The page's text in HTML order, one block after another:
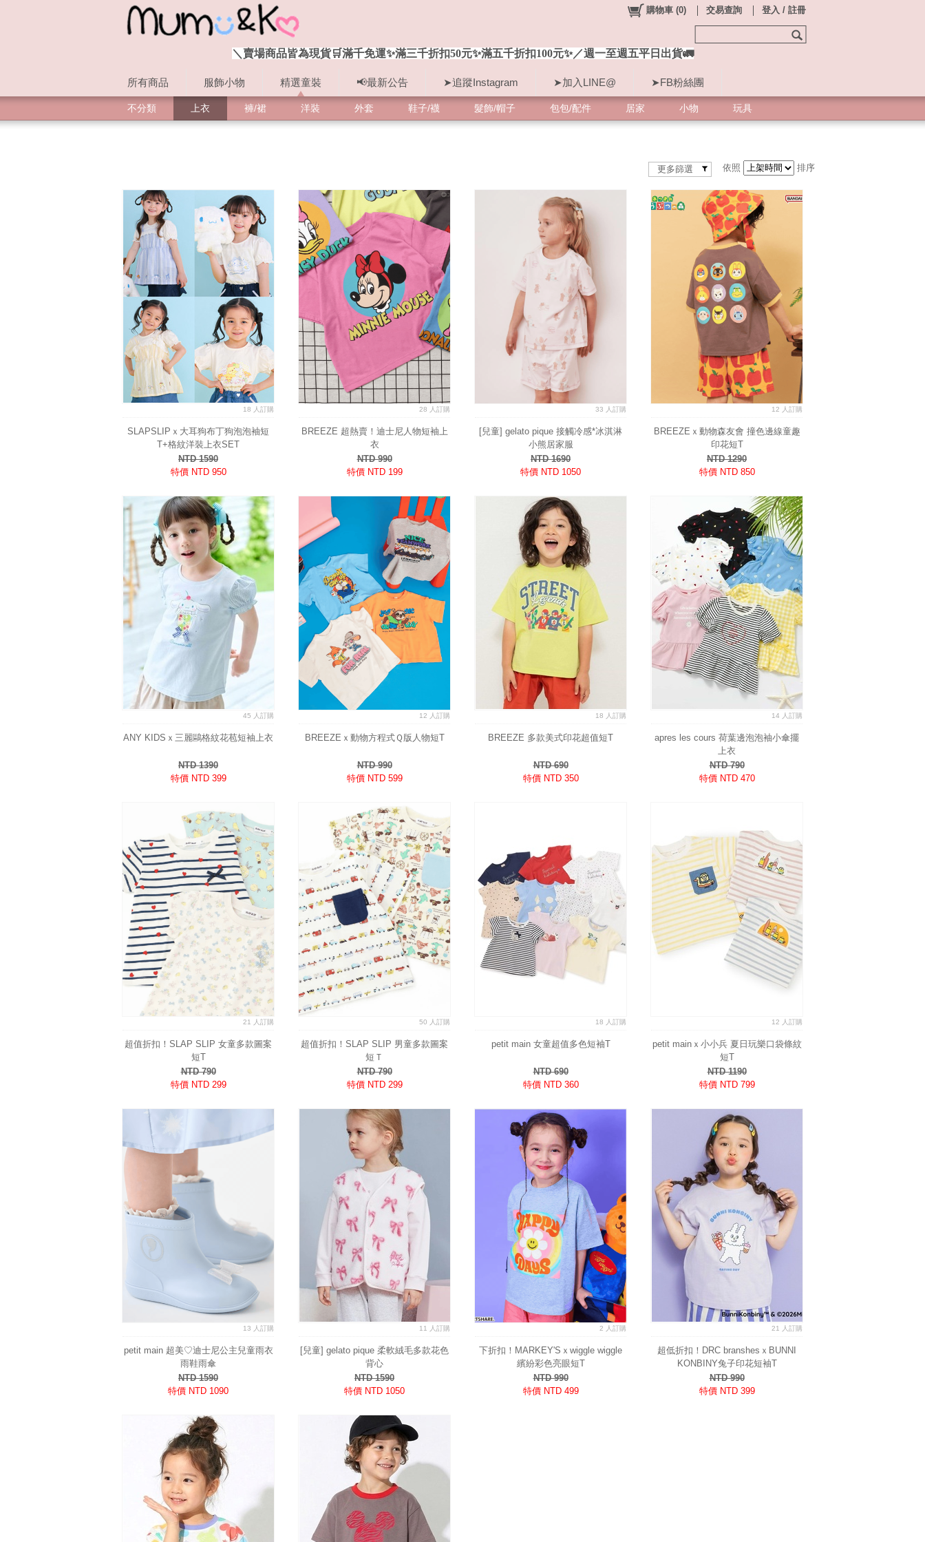
所有商品 服飾小物 精選童裝 📢最新公告 ➤追蹤Instagram ➤加入LINE@ ➤FB粉絲團
購物車 (0) 交易查詢 登入 / 註冊
＼賣場商品皆為現貨🛒滿千免運✨滿三千折扣50元✨滿五千折扣100元✨／週一至週五平日出貨🚛
不分類 上衣 褲/裙 洋裝 外套 鞋子/襪 髮飾/帽子 包包/配件 居家 小物 玩具
更多篩選 依照 排序
18 人訂購
SLAPSLIPｘ大耳狗布丁狗泡泡袖短
T+格紋洋裝上衣SET
NTD 1590
特價 NTD 950
28 人訂購
BREEZE 超熱賣！迪士尼人物短袖上
衣
NTD 990
特價 NTD 199
33 人訂購
[兒童] gelato pique 接觸冷感*冰淇淋
小熊居家服
NTD 1690
特價 NTD 1050
12 人訂購
BREEZEｘ動物森友會 撞色邊線童趣
印花短T
NTD 1290
特價 NTD 850
45 人訂購
ANY KIDSｘ三麗鷗格紋花苞短袖上衣
NTD 1390
特價 NTD 399
12 人訂購
BREEZEｘ動物方程式Ｑ版人物短T
NTD 990
特價 NTD 599
18 人訂購
BREEZE 多款美式印花超值短T
NTD 690
特價 NTD 350
14 人訂購
apres les cours 荷葉邊泡泡袖小傘擺
上衣
NTD 790
特價 NTD 470
21 人訂購
超值折扣！SLAP SLIP 女童多款圖案
短T
NTD 790
特價 NTD 299
50 人訂購
超值折扣！SLAP SLIP 男童多款圖案
短Ｔ
NTD 790
特價 NTD 299
18 人訂購
petit main 女童超值多色短袖T
NTD 690
特價 NTD 360
12 人訂購
petit mainｘ小小兵 夏日玩樂口袋條紋
短T
NTD 1190
特價 NTD 799
13 人訂購
petit main 超美♡迪士尼公主兒童雨衣
雨鞋雨傘
NTD 1590
特價 NTD 1090
11 人訂購
[兒童] gelato pique 柔軟絨毛多款花色
背心
NTD 1590
特價 NTD 1050
2 人訂購
下折扣！MARKEY'Sｘwiggle wiggle
繽紛彩色亮眼短T
NTD 990
特價 NTD 499
21 人訂購
超低折扣！DRC branshesｘBUNNI
KONBINY兔子印花短袖T
NTD 990
特價 NTD 399